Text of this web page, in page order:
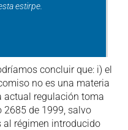
estirpe.
concluir que: i) el
no es una materia
actual regulación toma
2685 de 1999, salvo
régimen introducido